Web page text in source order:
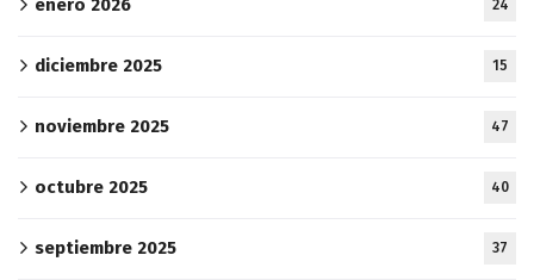
enero 2026 24
diciembre 2025 15
noviembre 2025 47
octubre 2025 40
septiembre 2025 37